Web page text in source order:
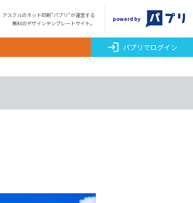
アスクルのネット印刷"パプリ"が運営する
無料のデザインテンプレートサイト。
powerd by
login パプリでログイン